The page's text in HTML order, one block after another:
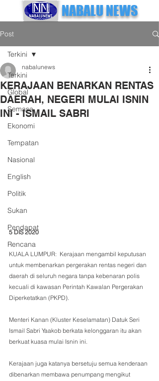
NABALU NEWS
Post
Terkini
Global
Semasa
Ekonomi
Tempatan
Nasional
English
Politik
Sukan
Pendapat
Rencana
Terkini
KERAJAAN BENARKAN RENTAS
DAERAH, NEGERI MULAI ISNIN
INI - ISMAIL SABRI
nabalunews
5 DIS 2020
KUALA LUMPUR:  Kerajaan mengambil keputusan
untuk membenarkan pergerakan rentas negeri dan
daerah di seluruh negara tanpa kebenaran polis
kecuali di kawasan Perintah Kawalan Pergerakan
Diperketatkan (PKPD).
Menteri Kanan (Kluster Keselamatan) Datuk Seri
Ismail Sabri Yaakob berkata kelonggaran itu akan
berkuat kuasa mulai Isnin ini.
Kerajaan juga katanya bersetuju semua kenderaan
dibenarkan membawa penumpang mengikut